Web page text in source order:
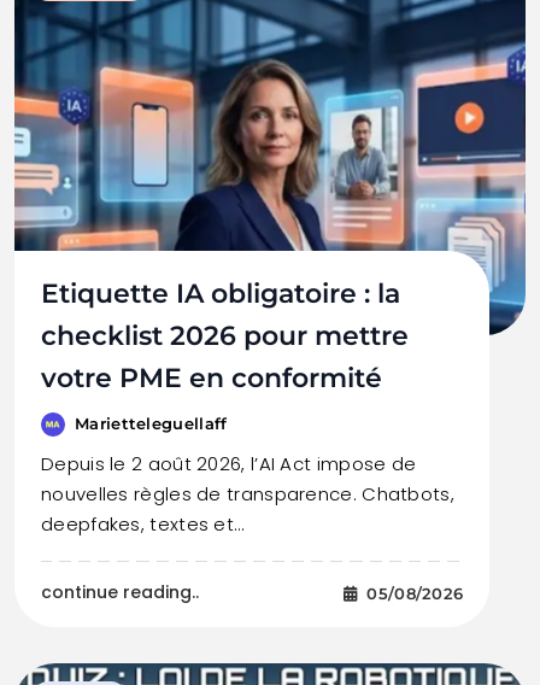
Etiquette IA obligatoire : la
checklist 2026 pour mettre
votre PME en conformité
Marietteleguellaff
Depuis le 2 août 2026, l’AI Act impose de
nouvelles règles de transparence. Chatbots,
deepfakes, textes et…
continue reading.. 05/08/2026